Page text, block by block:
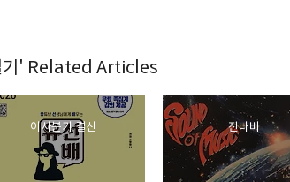
' Related Articles
이사분기 결산 잔나비